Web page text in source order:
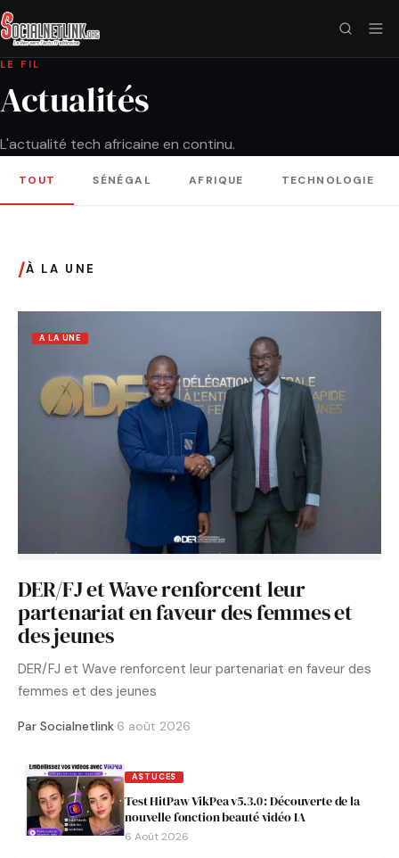
LE FIL
Actualités
L'actualité tech africaine en continu.
TOUT SÉNÉGAL AFRIQUE TECHNOLOGIE
/À LA UNE
A LA UNE
DER/FJ et Wave renforcent leur
partenariat en faveur des femmes et
des jeunes
DER/FJ et Wave renforcent leur partenariat en faveur des
femmes et des jeunes
Par Socialnetlink·6 août 2026
ASTUCES
Test HitPaw VikPea v5.3.0 : Découverte de la
nouvelle fonction beauté vidéo IA
6 Août 2026